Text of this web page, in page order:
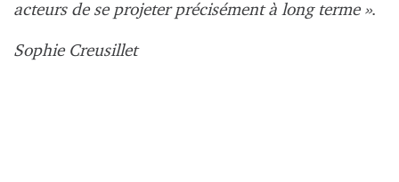
acteurs de se projeter précisément à long terme ».
Sophie Creusillet